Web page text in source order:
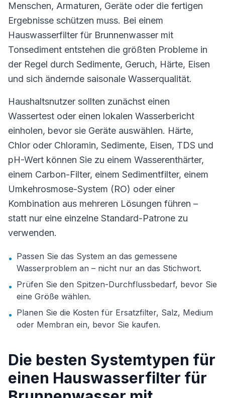
Menschen, Armaturen, Geräte oder die fertigen
Ergebnisse schützen muss. Bei einem
Hauswasserfilter für Brunnenwasser mit
Tonsediment entstehen die größten Probleme in
der Regel durch Sedimente, Geruch, Härte, Eisen
und sich ändernde saisonale Wasserqualität.
Haushaltsnutzer sollten zunächst einen
Wassertest oder einen lokalen Wasserbericht
einholen, bevor sie Geräte auswählen. Härte,
Chlor oder Chloramin, Sedimente, Eisen, TDS und
pH-Wert können Sie zu einem Wasserenthärter,
einem Carbon-Filter, einem Sedimentfilter, einem
Umkehrosmose-System (RO) oder einer
Kombination aus mehreren Lösungen führen –
statt nur eine einzelne Standard-Patrone zu
verwenden.
• Passen Sie das System an das gemessene
Wasserproblem an – nicht nur an das Stichwort.
• Prüfen Sie den Spitzen-Durchflussbedarf, bevor Sie
eine Größe wählen.
• Planen Sie die Kosten für Ersatzfilter, Salz, Medium
oder Membran ein, bevor Sie kaufen.
Die besten Systemtypen für
einen Hauswasserfilter für